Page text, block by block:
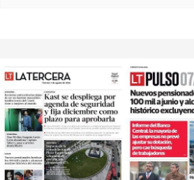
Opens in new